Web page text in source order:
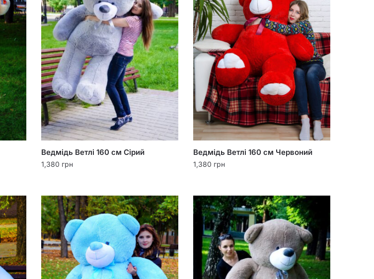
Ведмідь Ветлі 160 см Сірий
1,380 грн
Ведмідь Ветлі 160 см Червоний
1,380 грн